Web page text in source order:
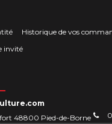
Historique de vos
invité
48800 Pied-de-Borne